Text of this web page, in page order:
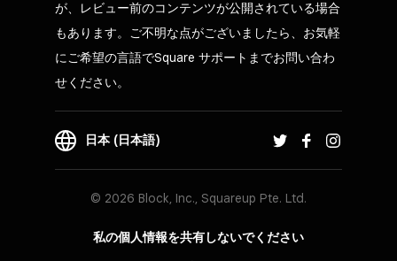
が、レビュー前のコンテンツが公開されている場合
もあります。ご不明な点がございましたら、お気軽
にご希望の言語でSquare サポートまでお問い合わ
せください。
日本 (日本語)
© 2026 Block, Inc., Squareup Pte. Ltd.
私の個人情報を共有しないでください